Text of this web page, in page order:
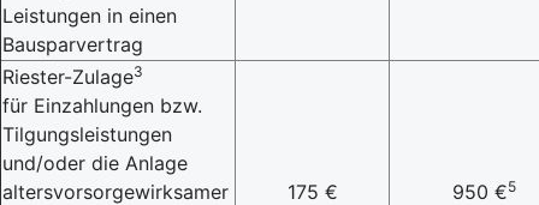
Leistungen in einen
Bausparvertrag
Riester-Zulage3
für Einzahlungen bzw.
Tilgungsleistungen
und/oder die Anlage
altersvorsorgewirksamer
175 € 950 €5